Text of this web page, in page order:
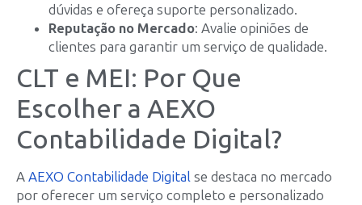
dúvidas e ofereça suporte personalizado.
Reputação no Mercado: Avalie opiniões de
clientes para garantir um serviço de qualidade.
CLT e MEI: Por Que
Escolher a AEXO
Contabilidade Digital?
A AEXO Contabilidade Digital se destaca no mercado
por oferecer um serviço completo e personalizado